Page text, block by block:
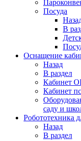
Посуда
В
Оснащение
Назад
В раздел
Кабинет
Кабинет
саду и
Робототехника
Назад
В раздел